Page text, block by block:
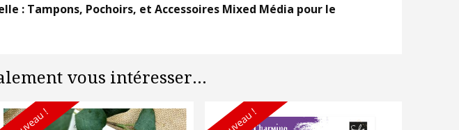
: Tampons, Pochoirs, et Accessoires Mixed Média pour le
vous intéresser...